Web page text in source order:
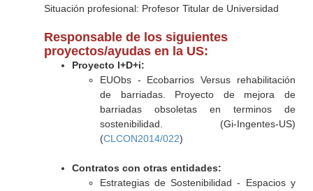
Situación profesional: Profesor Titular de Universidad
Responsable de los siguientes
proyectos/ayudas en la US:
Proyecto I+D+i:
EUObs - Ecobarrios Versus rehabilitación
de barriadas. Proyecto de mejora de
barriadas obsoletas en terminos de
sostenibilidad. (Gi-Ingentes-US)
(CLCON2014/022)
Contratos con otras entidades:
Estrategias de Sostenibilidad - Espacios y